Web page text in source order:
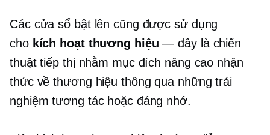
Các cửa sổ bật lên cũng được sử dụng
cho kích hoạt thương hiệu — đây là chiến
thuật tiếp thị nhằm mục đích nâng cao nhận
thức về thương hiệu thông qua những trải
nghiệm tương tác hoặc đáng nhớ.